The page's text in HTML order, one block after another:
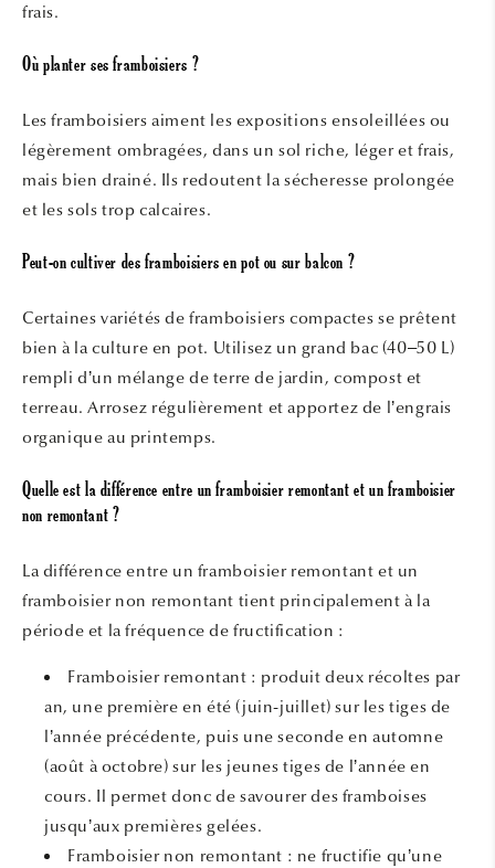
frais.
Où planter ses framboisiers ?
Les framboisiers aiment les expositions ensoleillées ou
légèrement ombragées, dans un sol riche, léger et frais,
mais bien drainé. Ils redoutent la sécheresse prolongée
et les sols trop calcaires.
Peut-on cultiver des framboisiers en pot ou sur balcon ?
Certaines variétés de framboisiers compactes se prêtent
bien à la culture en pot. Utilisez un grand bac (40–50 L)
rempli d’un mélange de terre de jardin, compost et
terreau. Arrosez régulièrement et apportez de l’engrais
organique au printemps.
Quelle est la différence entre un framboisier remontant et un framboisier
non remontant ?
La différence entre un framboisier remontant et un
framboisier non remontant tient principalement à la
période et la fréquence de fructification :
Framboisier remontant : produit deux récoltes par
an, une première en été (juin-juillet) sur les tiges de
l’année précédente, puis une seconde en automne
(août à octobre) sur les jeunes tiges de l’année en
cours. Il permet donc de savourer des framboises
jusqu’aux premières gelées.
Framboisier non remontant : ne fructifie qu’une